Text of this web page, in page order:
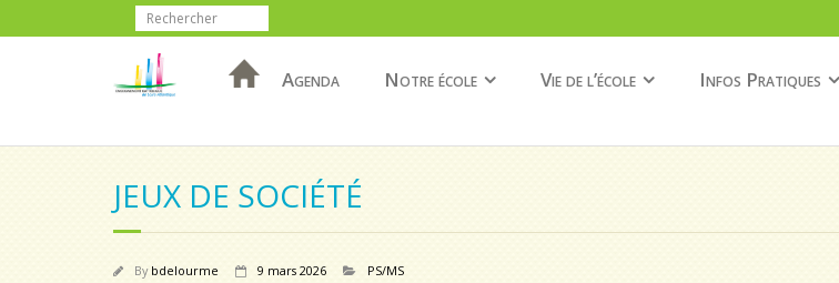
Agenda Notre école Vie de l’école Infos Pratiques
JEUX DE SOCIÉTÉ
By bdelourme 9 mars 2026 PS/MS